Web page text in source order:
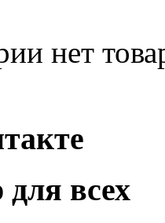
нет
всех